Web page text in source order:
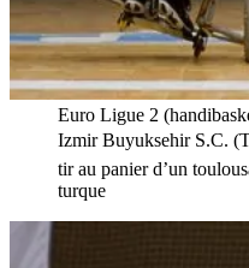
Euro Ligue 2
Izmir Buyuksehir S.C.
tir au panier d’un
turque